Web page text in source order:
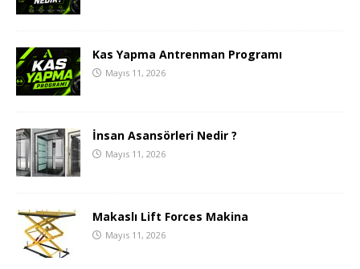
Kas Yapma Antrenman Programı
Mayıs 11, 2026
İnsan Asansörleri Nedir ?
Mayıs 11, 2026
Makaslı Lift Forces Makina
Mayıs 11, 2026